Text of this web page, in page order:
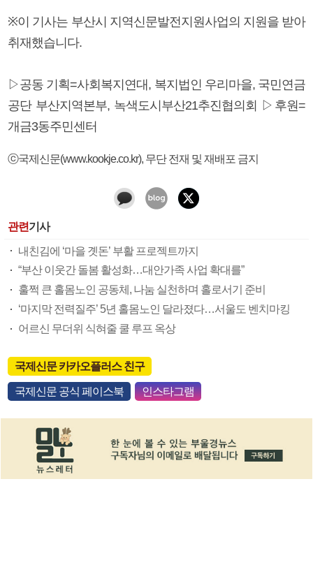
※이 기사는 부산시 지역신문발전지원사업의 지원을 받아
취재했습니다.
▷공동 기획=사회복지연대, 복지법인 우리마을, 국민연금
공단 부산지역본부, 녹색도시부산21추진협의회 ▷후원=
개금3동주민센터
ⓒ국제신문(www.kookje.co.kr), 무단 전재 및 재배포 금지
관련기사
내친김에 ‘마을 곗돈’ 부활 프로젝트까지
“부산 이웃간 돌봄 활성화…대안가족 사업 확대를”
훌쩍 큰 홀몸노인 공동체, 나눔 실천하며 홀로서기 준비
‘마지막 전력질주’ 5년 홀몸노인 달라졌다…서울도 벤치마킹
어르신 무더위 식혀줄 쿨 루프 옥상
국제신문 카카오플러스 친구
국제신문 공식 페이스북 인스타그램